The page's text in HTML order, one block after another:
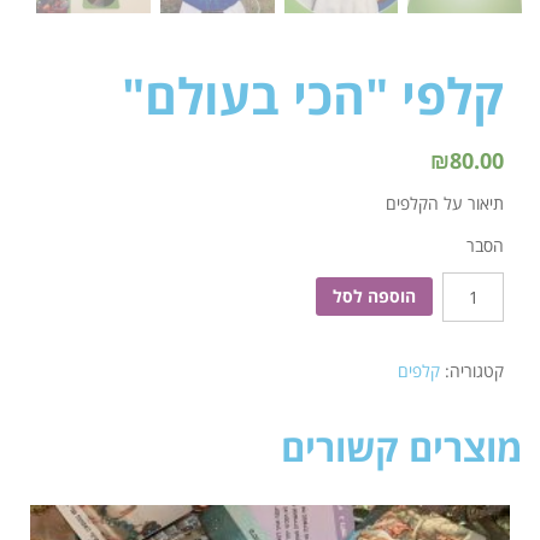
קלפי "הכי בעולם"
₪80.00
תיאור על הקלפים
הסבר
הוספה לסל
קטגוריה: קלפים
מוצרים קשורים